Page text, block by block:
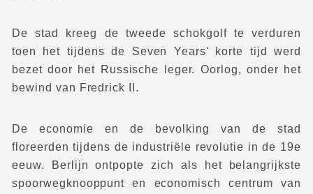
De stad kreeg de tweede schokgolf te verduren
toen het tijdens de Seven Years' korte tijd werd
bezet door het Russische leger. Oorlog, onder het
bewind van Fredrick II.
De economie en de bevolking van de stad
floreerden tijdens de industriële revolutie in de 19e
eeuw. Berlijn ontpopte zich als het belangrijkste
spoorwegknooppunt en economisch centrum van